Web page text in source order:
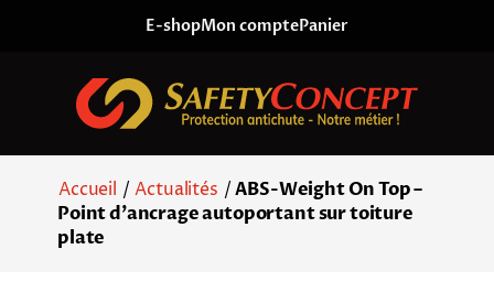
E-shopMon comptePanier
Accueil / Actualités /ABS-Weight On Top –
Point d’ancrage autoportant sur toiture
plate